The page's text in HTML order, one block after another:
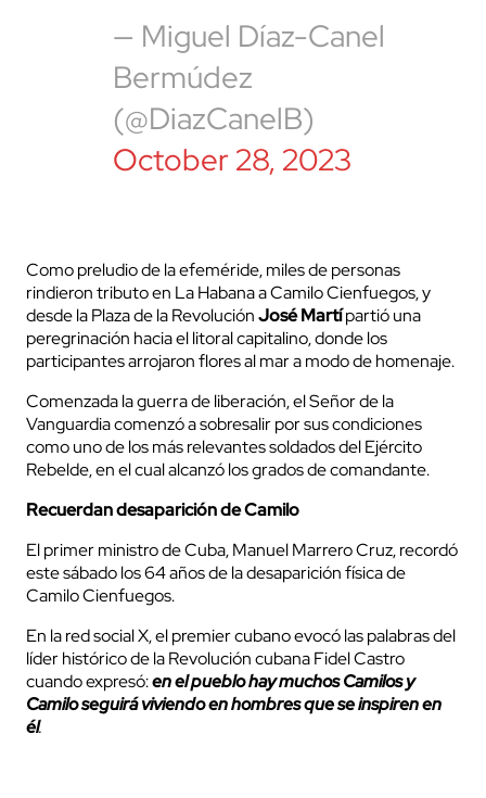
— Miguel Díaz-Canel
Bermúdez
(@DiazCanelB)
October 28, 2023
Como preludio de la efeméride, miles de personas
rindieron tributo en La Habana a Camilo Cienfuegos, y
desde la Plaza de la RevoluciónJosé Martípartió una
peregrinación hacia el litoral capitalino, donde los
participantes arrojaron flores al mar a modo de homenaje.
Comenzada la guerra de liberación, el Señor de la
Vanguardia comenzó a sobresalir por sus condiciones
como uno de los más relevantes soldados del Ejército
Rebelde, en el cual alcanzó los grados de comandante.
Recuerdan desaparición de Camilo
El primer ministro de Cuba, Manuel Marrero Cruz, recordó
este sábado los 64 años de la desaparición física de
Camilo Cienfuegos.
En la red social X, el premier cubano evocó las palabras del
líder histórico de la Revolución cubana Fidel Castro
cuando expresó:en el pueblo hay muchos Camilos y
Camilo seguirá viviendo en hombres que se inspiren en
él.